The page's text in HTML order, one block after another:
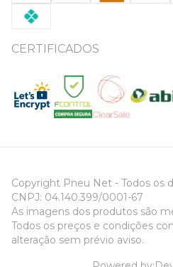
CERTIFICADOS
Copyright Pneu Net - Todos os
CNPJ: 04.140.399/0001-67
As imagens dos produtos são
Todos os preços e condições
alteração sem prévio aviso.